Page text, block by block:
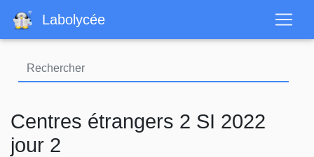
contenu
Labolycée
Centres étrangers 2 SI 2022
jour 2